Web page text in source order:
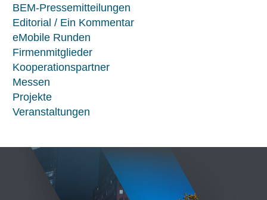
BEM-Pressemitteilungen
Editorial / Ein Kommentar
eMobile Runden
Firmenmitglieder
Kooperationspartner
Messen
Projekte
Veranstaltungen